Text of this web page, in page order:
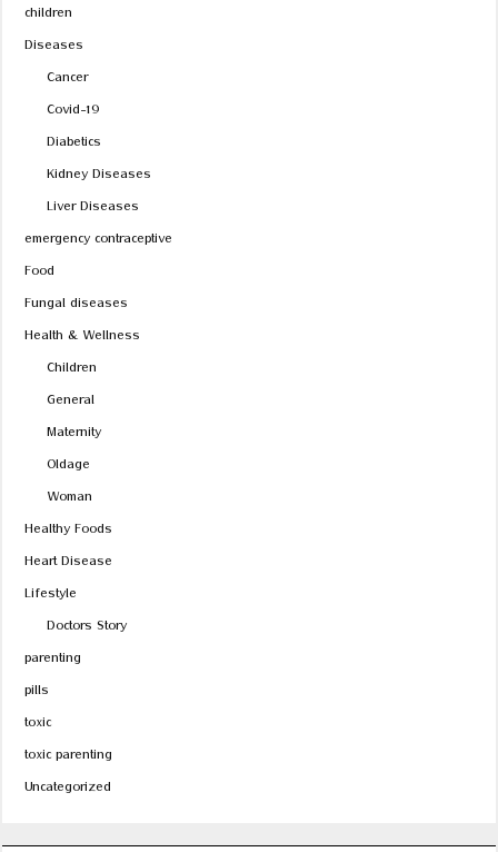
children
Diseases
Cancer
Covid-19
Diabetics
Kidney Diseases
Liver Diseases
emergency contraceptive
Food
Fungal diseases
Health & Wellness
Children
General
Maternity
Oldage
Woman
Healthy Foods
Heart Disease
Lifestyle
Doctors Story
parenting
pills
toxic
toxic parenting
Uncategorized